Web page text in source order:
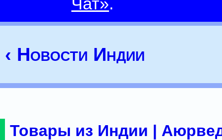
‹ Новости Индии
Товары из Индии |